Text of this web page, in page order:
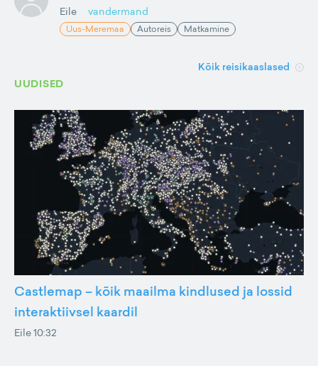
Eile vandermand
Uus-Meremaa Autoreis Matkamine
Kõik reisikaaslased
UUDISED
Castlemap – kõik maailma kindlused ja lossid
interaktiivsel kaardil
Eile 10:32